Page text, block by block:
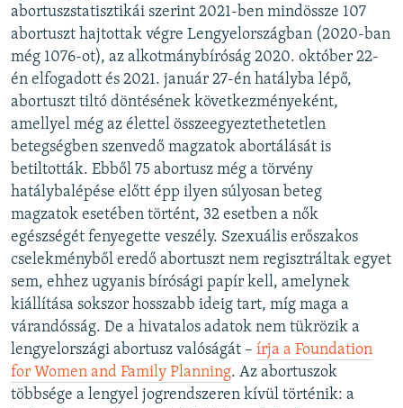
abortuszstatisztikái szerint 2021-ben mindössze 107
abortuszt hajtottak végre Lengyelországban (2020-ban
még 1076-ot), az alkotmánybíróság 2020. október 22-
én elfogadott és 2021. január 27-én hatályba lépő,
abortuszt tiltó döntésének következményeként,
amellyel még az élettel összeegyeztethetetlen
betegségben szenvedő magzatok abortálását is
betiltották. Ebből 75 abortusz még a törvény
hatálybalépése előtt épp ilyen súlyosan beteg
magzatok esetében történt, 32 esetben a nők
egészségét fenyegette veszély. Szexuális erőszakos
cselekményből eredő abortuszt nem regisztráltak egyet
sem, ehhez ugyanis bírósági papír kell, amelynek
kiállítása sokszor hosszabb ideig tart, míg maga a
várandósság. De a hivatalos adatok nem tükrözik a
lengyelországi abortusz valóságát – írja a Foundation
for Women and Family Planning. Az abortuszok
többsége a lengyel jogrendszeren kívül történik: a